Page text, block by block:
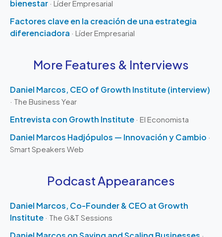
bienestar · Líder Empresarial
Factores clave en la creación de una estrategia
diferenciadora · Líder Empresarial
More Features & Interviews
Daniel Marcos, CEO of Growth Institute (interview)
· The Business Year
Entrevista con Growth Institute · El Economista
Daniel Marcos Hadjópulos — Innovación y Cambio ·
Smart Speakers Web
Podcast Appearances
Daniel Marcos, Co-Founder & CEO at Growth
Institute · The G&T Sessions